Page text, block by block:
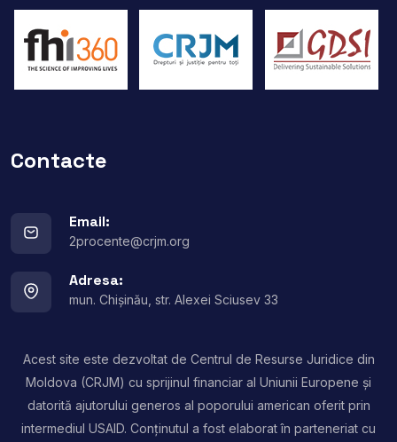
Contacte
Email:
2procente@crjm.org
Adresa:
mun. Chișinău, str. Alexei Sciusev 33
Acest site este dezvoltat de Centrul de Resurse Juridice din
Moldova (CRJM) cu sprijinul financiar al Uniunii Europene și
datorită ajutorului generos al poporului american oferit prin
intermediul USAID. Conținutul a fost elaborat în parteneriat cu